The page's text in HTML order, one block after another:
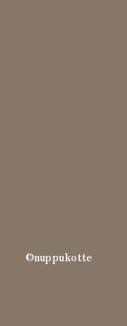
©nuppukotte